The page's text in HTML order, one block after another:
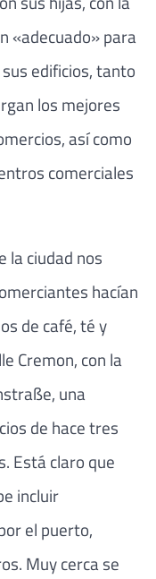
«adecuado» para
edificios, tanto
los mejores
así como
comerciales
la ciudad nos
hacían
de café, té y
Cremon, con la
una
de hace tres
Está claro que
incluir
el puerto,
Muy cerca se